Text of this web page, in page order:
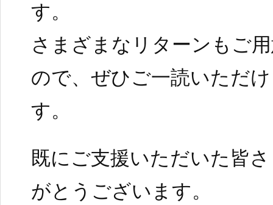
す。
さまざまなリターンもご
ので、ぜひご一読いただ
す。
既にご支援いただいた皆
がとうございます。